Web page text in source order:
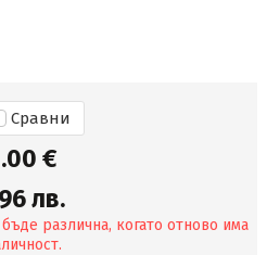
Сравни
€
лв.
различна, когато отново има